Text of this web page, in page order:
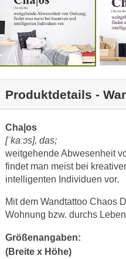
Produktdetails -
Cha|os
[ˈkaːɔs], das;
weitgehende Abwesenheit
findet man meist bei
intelligenten Individuen vor.
Mit dem Wandtattoo Chaos
Wohnung bzw. durchs
Größenangaben:
(Breite x Höhe)